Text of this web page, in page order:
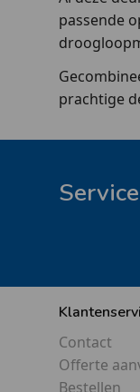
passende
prachtige
Contact
Offerte
Bestellen